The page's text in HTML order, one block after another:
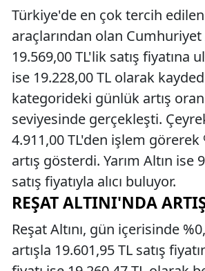
Türkiye'de en çok tercih edilen
araçlarından olan Cumhuriyet
19.569,00 TL'lik satış fiyatına
ise 19.228,00 TL olarak
kategorideki günlük artış
seviyesinde gerçekleşti.
4.911,00 TL'den işlem
artış gösterdi. Yarım Altın ise
satış fiyatıyla alıcı buluyor.
REŞAT ALTINI'NDA
Reşat Altını, gün içerisinde
artışla 19.601,95 TL satış